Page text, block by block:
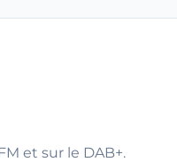
et sur le DAB+.